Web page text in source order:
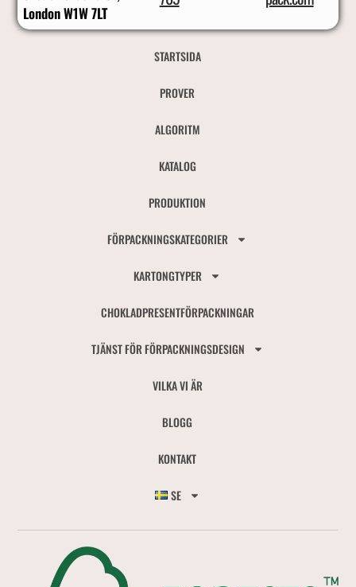
London W1W 7LT
STARTSIDA
PROVER
ALGORITM
KATALOG
PRODUKTION
FÖRPACKNINGSKATEGORIER
KARTONGTYPER
CHOKLADPRESENTFÖRPACKNINGAR
TJÄNST FÖR FÖRPACKNINGSDESIGN
VILKA VI ÄR
BLOGG
KONTAKT
SE